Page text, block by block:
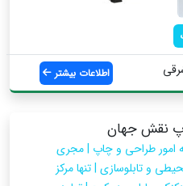
اطلاعات بیشتر
نقش جهان
امور طراحی و چاپ | مجری
و تابلوسازی | تنها مرکز